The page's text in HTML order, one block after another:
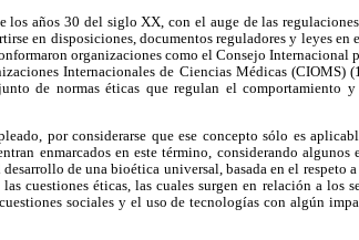
los años 30 del siglo XX, con el auge de las
en disposiciones, documentos reguladores y leyes en
organizaciones como el Consejo Internacional
Internacionales de Ciencias Médicas (CIOMS)
de normas éticas que regulan el comportamiento y
por considerarse que ese concepto sólo es
enmarcados en este término, considerando algunos
de una bioética universal, basada en el respeto
cuestiones éticas, las cuales surgen en relación a los
sociales y el uso de tecnologías con algún